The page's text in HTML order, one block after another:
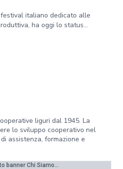
festival italiano dedicato alle
ha oggi lo status...
liguri dal 1945. La
lo sviluppo cooperativo nel
assistenza, formazione e
banner Chi Siamo...